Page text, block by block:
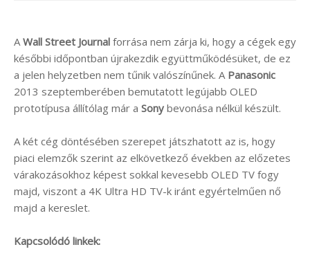
A Wall Street Journal forrása nem zárja ki, hogy a cégek egy
későbbi időpontban újrakezdik együttműködésüket, de ez
a jelen helyzetben nem tűnik valószínűnek. A Panasonic
2013 szeptemberében bemutatott legújabb OLED
prototípusa állítólag már a Sony bevonása nélkül készült.
A két cég döntésében szerepet játszhatott az is, hogy
piaci elemzők szerint az elkövetkező években az előzetes
várakozásokhoz képest sokkal kevesebb OLED TV fogy
majd, viszont a 4K Ultra HD TV-k iránt egyértelműen nő
majd a kereslet.
Kapcsolódó linkek: